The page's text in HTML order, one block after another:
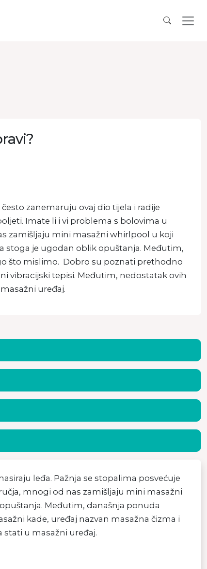
zanemaruju ovaj dio tijela i radije
Imate li i vi problema s bolovima u
zamišljaju mini masažni whirlpool u koji
stoga je ugodan oblik opuštanja. Međutim,
što mislimo. Dobro su poznati prethodno
vibracijski tepisi. Međutim, nedostatak ovih
uređaj.
leđa. Pažnja se stopalima posvećuje
mnogi od nas zamišljaju mini masažni
Međutim, današnja ponuda
kade, uređaj nazvan masažna čizma i
stati u masažni uređaj.